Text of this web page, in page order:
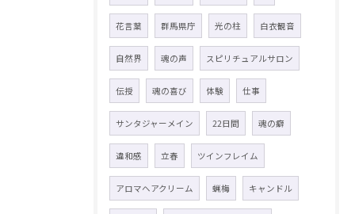
花言葉 群馬県庁 光の柱 白衣観音
自然界 魂の声 スピリチュアルサロン
伝授 魂の喜び 体験 仕事
サンタジャーメイン 22日間 魂の癖
違和感 立春 ツインフレイム
アロマヘアクリーム 蝋梅 キャンドル